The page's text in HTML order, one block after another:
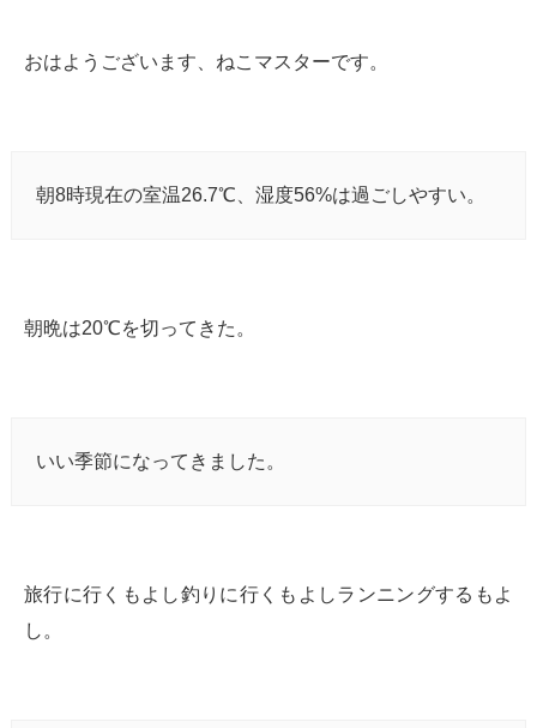
おはようございます、ねこマスターです。
朝8時現在の室温26.7℃、湿度56%は過ごしやすい。
朝晩は20℃を切ってきた。
いい季節になってきました。
旅行に行くもよし釣りに行くもよしランニングするもよ
し。